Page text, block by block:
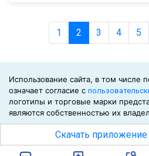
1 2 3 4 5
Использование сайта, в том числе
означает согласие с
логотипы и торговые марки
являются собственностью их
©2026
Скачать